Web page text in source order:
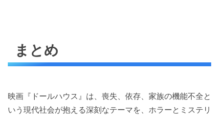
まとめ
映画『ドールハウス』は、喪失、依存、家族の機能不全と
いう現代社会が抱える深刻なテーマを、ホラーとミステリ